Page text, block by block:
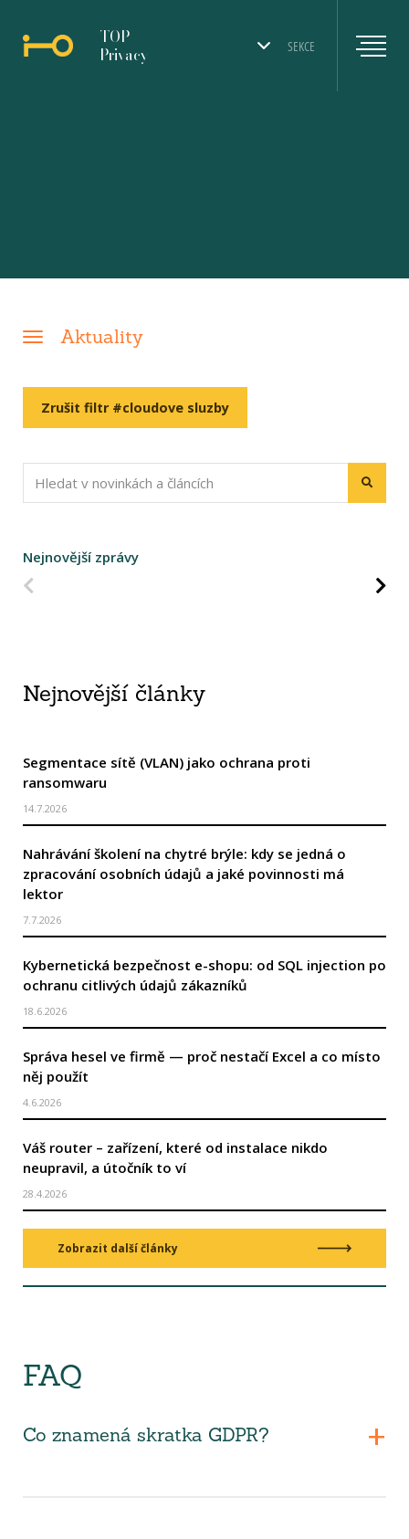
SEKCE
TOP
Privacy
Aktuality
Zrušit filtr #cloudove sluzby
Nejnovější zprávy
Nejnovější články
Segmentace sítě (VLAN) jako ochrana proti
ransomwaru
14.7.2026
Nahrávání školení na chytré brýle: kdy se jedná o
zpracování osobních údajů a jaké povinnosti má
lektor
7.7.2026
Kybernetická bezpečnost e-shopu: od SQL injection po
ochranu citlivých údajů zákazníků
18.6.2026
Správa hesel ve firmě — proč nestačí Excel a co místo
něj použít
4.6.2026
Váš router – zařízení, které od instalace nikdo
neupravil, a útočník to ví
28.4.2026
Zobrazit další články
FAQ
Co znamená skratka GDPR?